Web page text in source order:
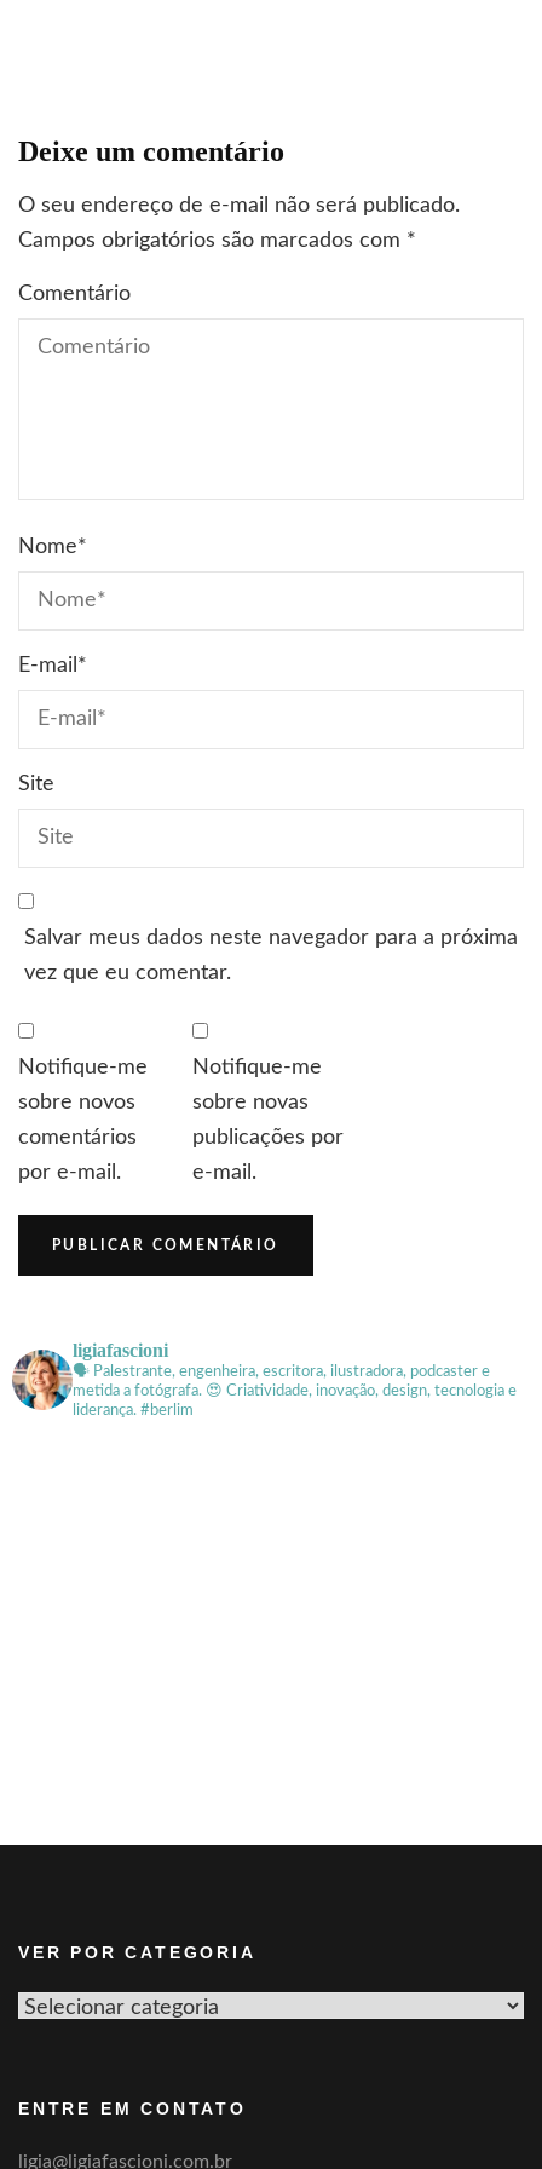
Deixe um comentário
O seu endereço de e-mail não será publicado.
Campos obrigatórios são marcados com *
Comentário
Nome*
E-mail *
Site
Salvar meus dados neste navegador para a próxima
vez que eu comentar.
Notifique-me
sobre novos
comentários
por e-mail.
Notifique-me
sobre novas
publicações por
e-mail.
ligiafascioni
🗣 Palestrante, engenheira, escritora, ilustradora, podcaster e
metida a fotógrafa. 😍 Criatividade, inovação, design, tecnologia e
liderança. #berlim
VER POR CATEGORIA
Ver
ENTRE EM CONTATO
ligia@ligiafascioni.com.br